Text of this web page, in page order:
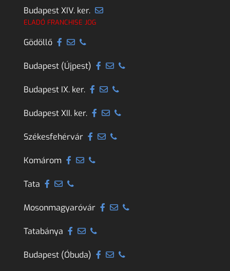
Budapest XIV. ker.
ELADÓ FRANCHISE JOG
Gödöllő
Budapest (Újpest)
Budapest IX. ker.
Budapest XII. ker.
Székesfehérvár
Komárom
Tata
Mosonmagyaróvár
Tatabánya
Budapest (Óbuda)